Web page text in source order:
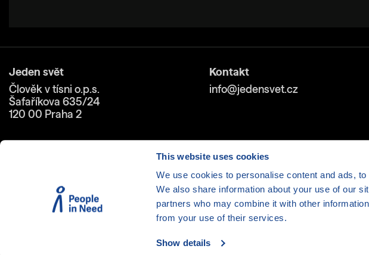
This website uses cookies
We use cookies to personalise content and ads,
We also share information about your use of our
partners who may combine it with other
from your use of their services.
Show details
Jeden svět
Člověk v tísni o.p.s.
Šafaříkova 635/24
120 00 Praha 2
Kontakt
info@jedensvet.cz
Cookies| © 1999-2026 Člověk v tísni o.p.s., web